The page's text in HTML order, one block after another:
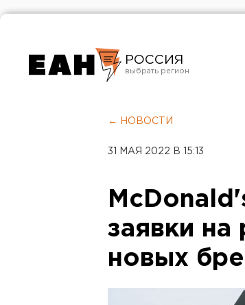
РОССИЯ
Челябинск
← НОВОСТИ
31 МАЯ 2022 В 15:13
заявки на
новых